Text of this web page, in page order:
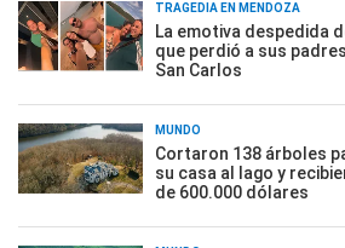
TRAGEDIA EN MENDOZA
La emotiva despedida
que perdió a sus
San Carlos
MUNDO
Cortaron 138 árboles
su casa al lago y
de 600.000 dólares